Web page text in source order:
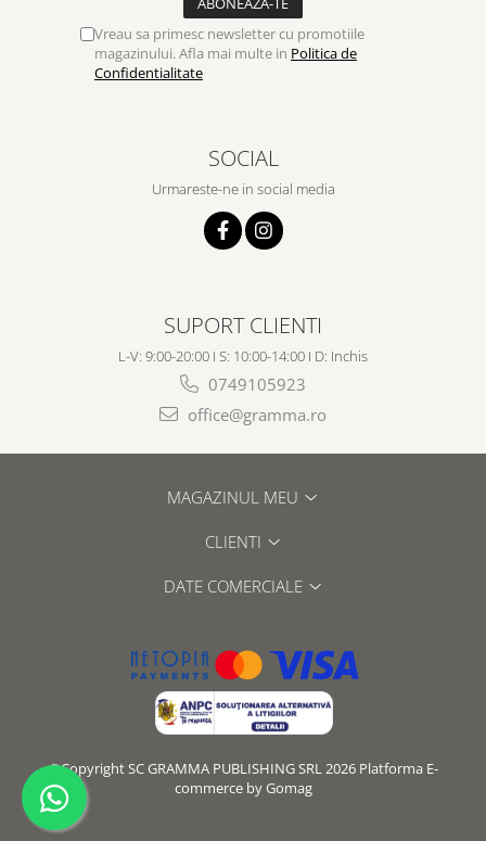
Vreau sa primesc newsletter cu promotiile
magazinului. Afla mai multe in Politica de
Confidentialitate
SOCIAL
Urmareste-ne in social media
SUPORT CLIENTI
L-V: 9:00-20:00 I S: 10:00-14:00 I D: Inchis
0749105923
office@gramma.ro
MAGAZINUL MEU
CLIENTI
DATE COMERCIALE
©Copyright SC GRAMMA PUBLISHING SRL 2026 Platforma E-
commerce by Gomag